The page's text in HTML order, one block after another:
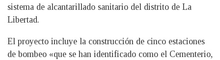
sistema de alcantarillado sanitario del distrito de La
Libertad.
El proyecto incluye la construcción de cinco estaciones
de bombeo «que se han identificado como el Cementerio,